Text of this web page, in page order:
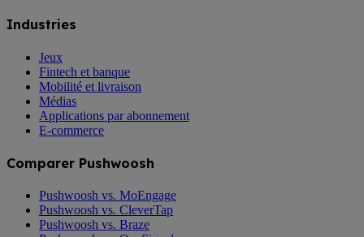
Industries
Jeux
Fintech et banque
Mobilité et livraison
Médias
Applications par abonnement
E-commerce
Comparer Pushwoosh
Pushwoosh vs. MoEngage
Pushwoosh vs. CleverTap
Pushwoosh vs. Braze